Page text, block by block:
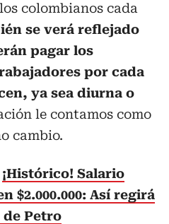
colombianos cada
se verá reflejado
pagar los
por cada
ya sea diurna o
le contamos como
cambio.
¡Histórico! Salario
$2.000.000: Así regirá
Petro